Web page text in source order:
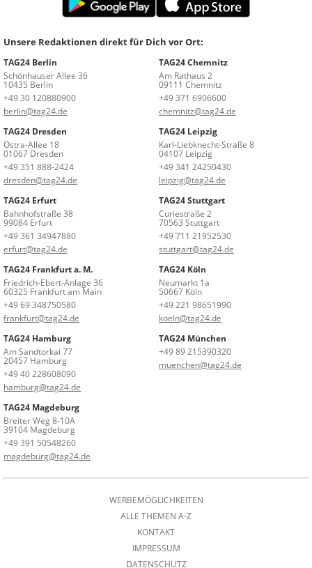
Unsere Redaktionen direkt für Dich vor Ort:
TAG24 Berlin
Schönhauser Allee 36
10435 Berlin
+49 30 120880900
berlin@tag24.de
TAG24 Chemnitz
Am Rathaus 2
09111 Chemnitz
+49 371 6906600
chemnitz@tag24.de
TAG24 Dresden
Ostra-Allee 18
01067 Dresden
+49 351 888-2424
dresden@tag24.de
TAG24 Leipzig
Karl-Liebknecht-Straße 8
04107 Leipzig
+49 341 24250430
leipzig@tag24.de
TAG24 Erfurt
Bahnhofstraße 38
99084 Erfurt
+49 361 34947880
erfurt@tag24.de
TAG24 Stuttgart
Curiestraße 2
70563 Stuttgart
+49 711 21952530
stuttgart@tag24.de
TAG24 Frankfurt a. M.
Friedrich-Ebert-Anlage 36
60325 Frankfurt am Main
+49 69 348750580
frankfurt@tag24.de
TAG24 Köln
Neumarkt 1a
50667 Köln
+49 221 98651990
koeln@tag24.de
TAG24 Hamburg
Am Sandtorkai 77
20457 Hamburg
+49 40 228608090
hamburg@tag24.de
TAG24 München
+49 89 215390320
muenchen@tag24.de
TAG24 Magdeburg
Breiter Weg 8-10A
39104 Magdeburg
+49 391 50548260
magdeburg@tag24.de
WERBEMÖGLICHKEITEN
ALLE THEMEN A-Z
KONTAKT
IMPRESSUM
DATENSCHUTZ